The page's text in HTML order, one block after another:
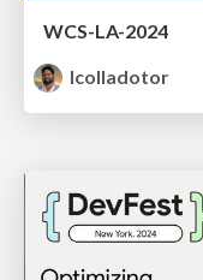
WCS-LA-2024
lcolladotor